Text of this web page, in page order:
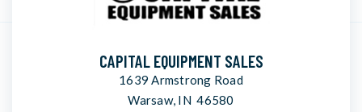
CAPITAL EQUIPMENT SALES
1639 Armstrong Road
Warsaw, IN 46580